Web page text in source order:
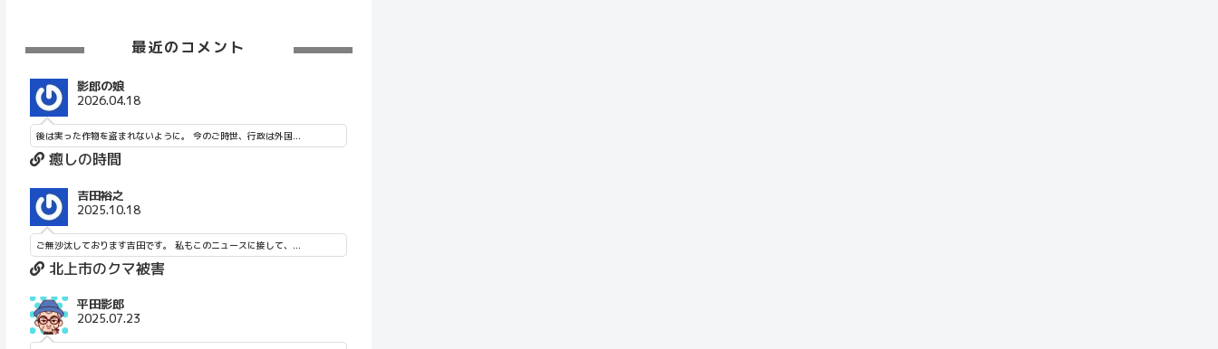
最近のコメント
影郎の娘
2026.04.18
後は実った作物を盗まれないように。 今のご時世、行政は外国...
癒しの時間
吉田裕之
2025.10.18
ご無沙汰しております吉田です。 私もこのニュースに接して、...
北上市のクマ被害
平田影郎
2025.07.23